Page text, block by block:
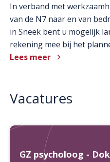
In verband met
van de N7 naar en van
in Sneek bent u mogelijk
rekening mee bij het
Lees meer
Vacatures
GZ psycholoog -